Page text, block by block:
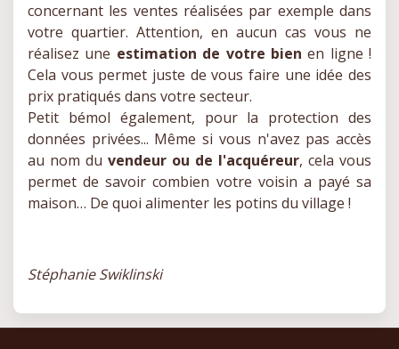
concernant les ventes réalisées par exemple dans
votre quartier. Attention, en aucun cas vous ne
réalisez une estimation de votre bienen ligne !
Cela vous permet juste de vous faire une idée des
prix pratiqués dans votre secteur.
Petit bémol également, pour la protection des
données privées... Même si vous n'avez pas accès
au nom du vendeur ou de l'acquéreur, cela vous
permet de savoir combien votre voisin a payé sa
maison… De quoi alimenter les potins du village !
Stéphanie Swiklinski